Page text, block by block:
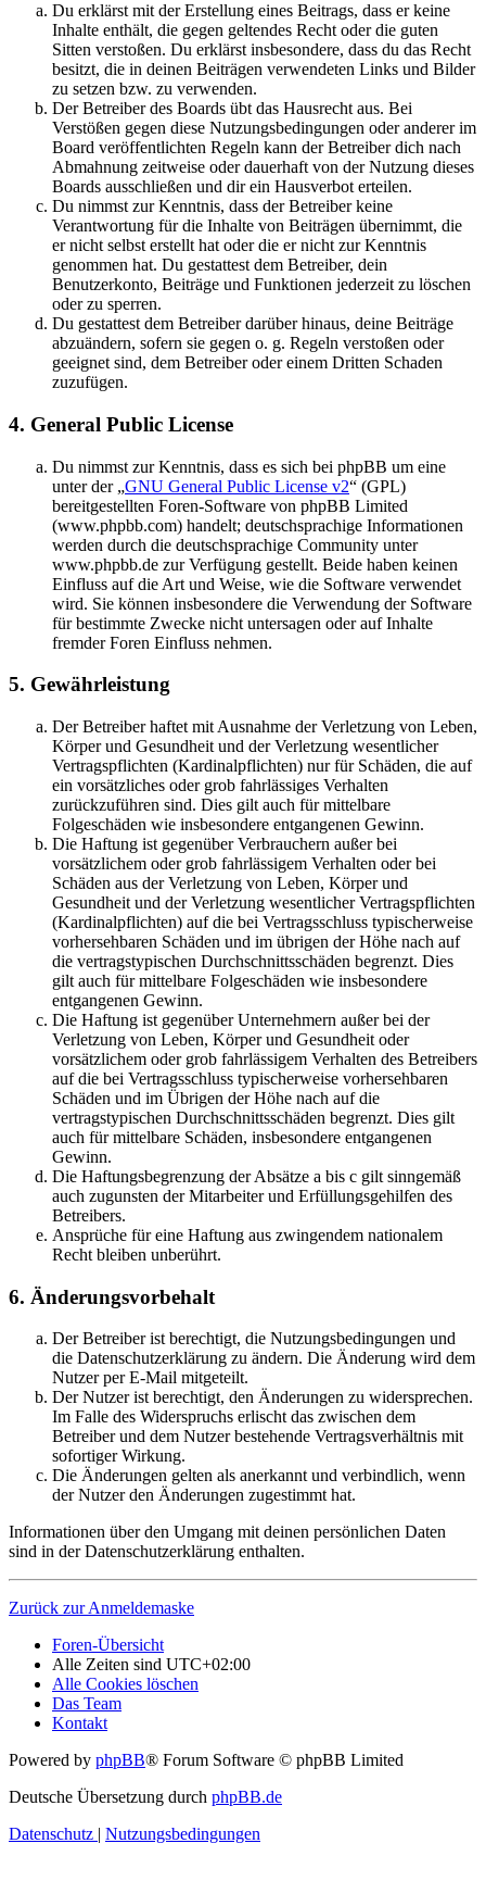
Du erklärst mit der Erstellung eines Beitrags, dass er keine
Inhalte enthält, die gegen geltendes Recht oder die guten
Sitten verstoßen. Du erklärst insbesondere, dass du das Recht
besitzt, die in deinen Beiträgen verwendeten Links und Bilder
zu setzen bzw. zu verwenden.
Der Betreiber des Boards übt das Hausrecht aus. Bei
Verstößen gegen diese Nutzungsbedingungen oder anderer im
Board veröffentlichten Regeln kann der Betreiber dich nach
Abmahnung zeitweise oder dauerhaft von der Nutzung dieses
Boards ausschließen und dir ein Hausverbot erteilen.
Du nimmst zur Kenntnis, dass der Betreiber keine
Verantwortung für die Inhalte von Beiträgen übernimmt, die
er nicht selbst erstellt hat oder die er nicht zur Kenntnis
genommen hat. Du gestattest dem Betreiber, dein
Benutzerkonto, Beiträge und Funktionen jederzeit zu löschen
oder zu sperren.
Du gestattest dem Betreiber darüber hinaus, deine Beiträge
abzuändern, sofern sie gegen o. g. Regeln verstoßen oder
geeignet sind, dem Betreiber oder einem Dritten Schaden
zuzufügen.
4. General Public License
Du nimmst zur Kenntnis, dass es sich bei phpBB um eine
unter der „GNU General Public License v2“ (GPL)
bereitgestellten Foren-Software von phpBB Limited
(www.phpbb.com) handelt; deutschsprachige Informationen
werden durch die deutschsprachige Community unter
www.phpbb.de zur Verfügung gestellt. Beide haben keinen
Einfluss auf die Art und Weise, wie die Software verwendet
wird. Sie können insbesondere die Verwendung der Software
für bestimmte Zwecke nicht untersagen oder auf Inhalte
fremder Foren Einfluss nehmen.
5. Gewährleistung
Der Betreiber haftet mit Ausnahme der Verletzung von Leben,
Körper und Gesundheit und der Verletzung wesentlicher
Vertragspflichten (Kardinalpflichten) nur für Schäden, die auf
ein vorsätzliches oder grob fahrlässiges Verhalten
zurückzuführen sind. Dies gilt auch für mittelbare
Folgeschäden wie insbesondere entgangenen Gewinn.
Die Haftung ist gegenüber Verbrauchern außer bei
vorsätzlichem oder grob fahrlässigem Verhalten oder bei
Schäden aus der Verletzung von Leben, Körper und
Gesundheit und der Verletzung wesentlicher Vertragspflichten
(Kardinalpflichten) auf die bei Vertragsschluss typischerweise
vorhersehbaren Schäden und im übrigen der Höhe nach auf
die vertragstypischen Durchschnittsschäden begrenzt. Dies
gilt auch für mittelbare Folgeschäden wie insbesondere
entgangenen Gewinn.
Die Haftung ist gegenüber Unternehmern außer bei der
Verletzung von Leben, Körper und Gesundheit oder
vorsätzlichem oder grob fahrlässigem Verhalten des Betreibers
auf die bei Vertragsschluss typischerweise vorhersehbaren
Schäden und im Übrigen der Höhe nach auf die
vertragstypischen Durchschnittsschäden begrenzt. Dies gilt
auch für mittelbare Schäden, insbesondere entgangenen
Gewinn.
Die Haftungsbegrenzung der Absätze a bis c gilt sinngemäß
auch zugunsten der Mitarbeiter und Erfüllungsgehilfen des
Betreibers.
Ansprüche für eine Haftung aus zwingendem nationalem
Recht bleiben unberührt.
6. Änderungsvorbehalt
Der Betreiber ist berechtigt, die Nutzungsbedingungen und
die Datenschutzerklärung zu ändern. Die Änderung wird dem
Nutzer per E-Mail mitgeteilt.
Der Nutzer ist berechtigt, den Änderungen zu widersprechen.
Im Falle des Widerspruchs erlischt das zwischen dem
Betreiber und dem Nutzer bestehende Vertragsverhältnis mit
sofortiger Wirkung.
Die Änderungen gelten als anerkannt und verbindlich, wenn
der Nutzer den Änderungen zugestimmt hat.
Informationen über den Umgang mit deinen persönlichen Daten
sind in der Datenschutzerklärung enthalten.
Zurück zur Anmeldemaske
Foren-Übersicht
Alle Zeiten sind UTC+02:00
Alle Cookies löschen
Das Team
Kontakt
Powered by phpBB® Forum Software © phpBB Limited
Deutsche Übersetzung durch phpBB.de
Datenschutz | Nutzungsbedingungen